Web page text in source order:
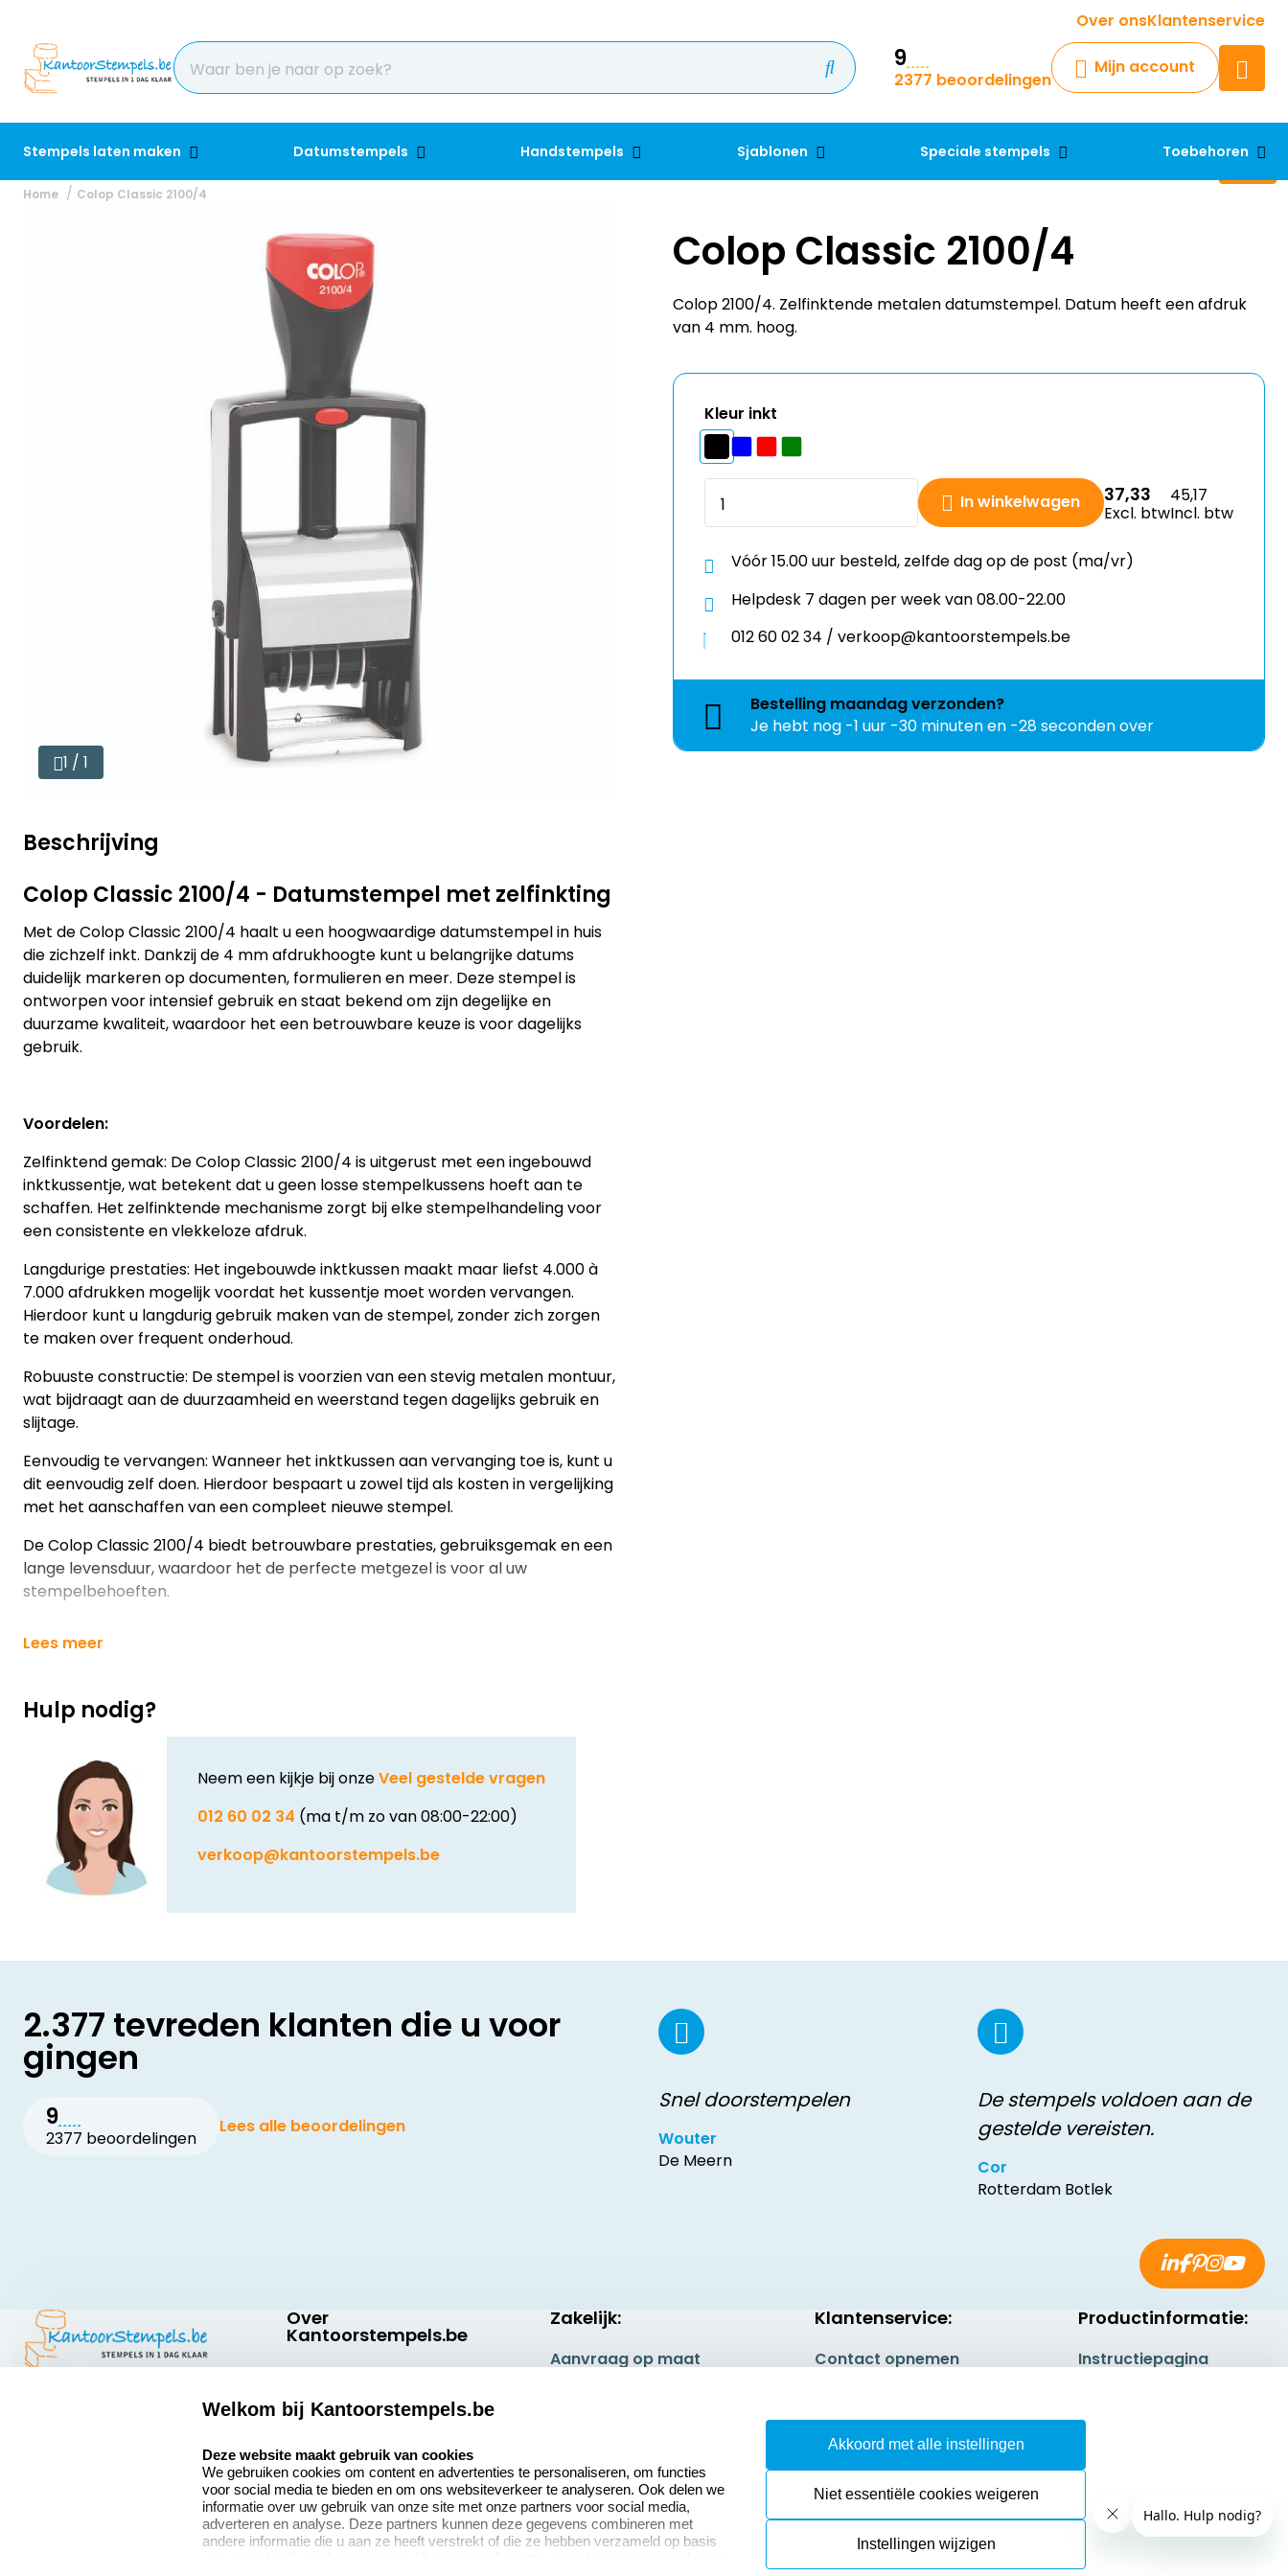
Over onsKlantenservice
9
2377 beoordelingen
Mijn account
Stempels laten maken Datumstempels Handstempels Sjablonen Speciale stempels Toebehoren
Krijg een antwoord op uw vraag
Chatbot
Chat 24/7 met onze chatbot
Contact
Home Colop Classic 2100/4
1 / 1
Beschrijving
Colop Classic 2100/4 - Datumstempel met zelfinkting
Met de Colop Classic 2100/4 haalt u een hoogwaardige datumstempel in huis
die zichzelf inkt. Dankzij de 4 mm afdrukhoogte kunt u belangrijke datums
duidelijk markeren op documenten, formulieren en meer. Deze stempel is
ontworpen voor intensief gebruik en staat bekend om zijn degelijke en
duurzame kwaliteit, waardoor het een betrouwbare keuze is voor dagelijks
gebruik.
Voordelen:
Zelfinktend gemak: De Colop Classic 2100/4 is uitgerust met een ingebouwd
inktkussentje, wat betekent dat u geen losse stempelkussens hoeft aan te
schaffen. Het zelfinktende mechanisme zorgt bij elke stempelhandeling voor
een consistente en vlekkeloze afdruk.
Langdurige prestaties: Het ingebouwde inktkussen maakt maar liefst 4.000 à
7.000 afdrukken mogelijk voordat het kussentje moet worden vervangen.
Hierdoor kunt u langdurig gebruik maken van de stempel, zonder zich zorgen
te maken over frequent onderhoud.
Robuuste constructie: De stempel is voorzien van een stevig metalen montuur,
wat bijdraagt aan de duurzaamheid en weerstand tegen dagelijks gebruik en
slijtage.
Eenvoudig te vervangen: Wanneer het inktkussen aan vervanging toe is, kunt u
dit eenvoudig zelf doen. Hierdoor bespaart u zowel tijd als kosten in vergelijking
met het aanschaffen van een compleet nieuwe stempel.
De Colop Classic 2100/4 biedt betrouwbare prestaties, gebruiksgemak en een
lange levensduur, waardoor het de perfecte metgezel is voor al uw
stempelbehoeften.
Lees meer
Hulp nodig?
Neem een kijkje bij onzeVeel gestelde vragen
012 60 02 34 (ma t/m zo van 08:00-22:00)
verkoop@kantoorstempels.be
Colop Classic 2100/4
Colop 2100/4. Zelfinktende metalen datumstempel. Datum heeft een afdruk
van 4 mm. hoog.
Kleur inkt
In winkelwagen 37,33
Excl. btw
45,17
Incl. btw
Vóór 15.00 uur besteld, zelfde dag op de post (ma/vr)
Helpdesk 7 dagen per week van 08.00-22.00
012 60 02 34 / verkoop@kantoorstempels.be
Bestelling maandagverzonden?
Je hebt nog -1 uur -30 minuten en -28 seconden over
2.377 tevreden klanten die u voor
gingen
9
2377 beoordelingen
Lees alle beoordelingen
Snel doorstempelen
Wouter
De Meern
De stempels voldoen aan de
gestelde vereisten.
Cor
Rotterdam Botlek
Kantoorstempels.be
Over
Kantoorstempels.be
Bedrijfsgegevens
Extra informatie
Onze vacatures
Zakelijk:
Aanvraag op maat
Klantenservice:
Contact opnemen
Herroepingsrecht
Productinformatie:
Instructiepagina
Safety Sheets
Sitemap
Welkom bij Kantoorstempels.be
Deze website maakt gebruik van cookies
We gebruiken cookies om content en advertenties te personaliseren, om functies
voor social media te bieden en om ons websiteverkeer te analyseren. Ook delen we
informatie over uw gebruik van onze site met onze partners voor social media,
adverteren en analyse. Deze partners kunnen deze gegevens combineren met
andere informatie die u aan ze heeft verstrekt of die ze hebben verzameld op basis
Akkoord met alle instellingen
Niet essentiële cookies weigeren
Instellingen wijzigen